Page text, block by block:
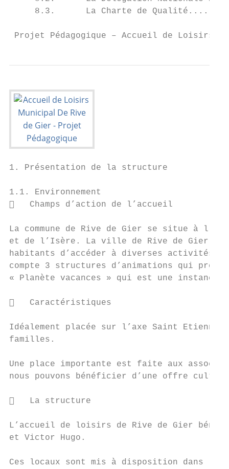
8.3.      La Charte de
Projet Pédagogique – Accueil de
1. Présentation de la structure
1.1. Environnement
   Champs d’action de l’accueil
La commune de Rive de Gier se situe à
et de l’Isère. La ville de Rive de Gier
habitants d’accéder à diverses activités
compte 3 structures d’animations qui
« Planète vacances » qui est une instance
   Caractéristiques
Idéalement placée sur l’axe Saint Etienne
familles.
Une place importante est faite aux
nous pouvons bénéficier d’une offre
   La structure
L’accueil de loisirs de Rive de Gier
et Victor Hugo.
Ces locaux sont mis à disposition dans